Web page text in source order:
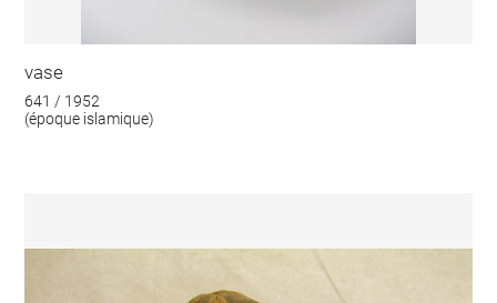
vase
641 / 1952
(époque islamique)